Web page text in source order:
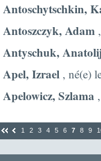
Antoschytschkin,
Antoszczyk, Adam
Antyschuk,
Apel, Izrael , né(e)
Apelowicz, Szlama
1 2 3 4 5 6 7 8 9